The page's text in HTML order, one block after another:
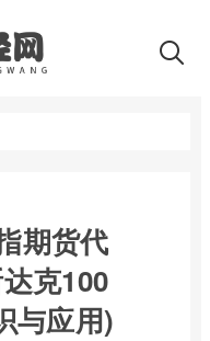
期货代
克100
与应用)